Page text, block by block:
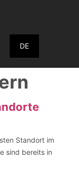
DE
Standort im
sind bereits in